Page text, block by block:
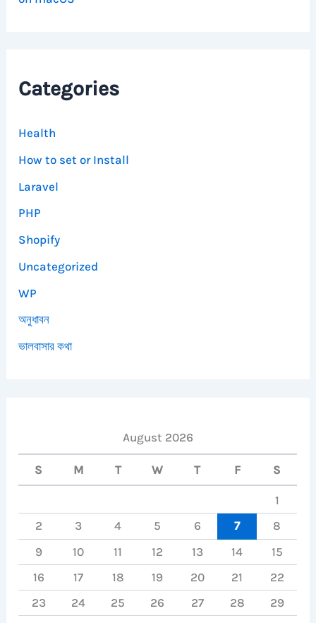
Categories
Health
How to set or Install
Laravel
PHP
Shopify
Uncategorized
WP
অনুধাবন
ভালবাসার কথা
August 2026
S M T W T F S
1
2
3 4 5 6 7
8
9
10 11 12 13 14
15
16
17 18 19 20 21
22
23
24 25 26 27 28
29